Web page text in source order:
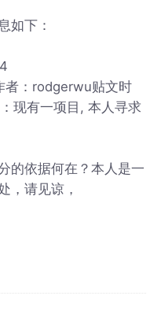
如下：
者：rodgerwu贴文时
现有一项目, 本人寻求
的依据何在？本人是一
，请见谅，